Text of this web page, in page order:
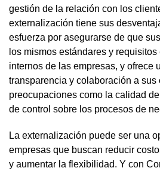
gestión de la relación con los
externalización tiene sus
esfuerza por asegurarse de que
los mismos estándares y
internos de las empresas, y ofrece
transparencia y colaboración a sus
preocupaciones como la calidad
de control sobre los procesos de
La externalización puede ser una
empresas que buscan reducir
y aumentar la flexibilidad. Y con